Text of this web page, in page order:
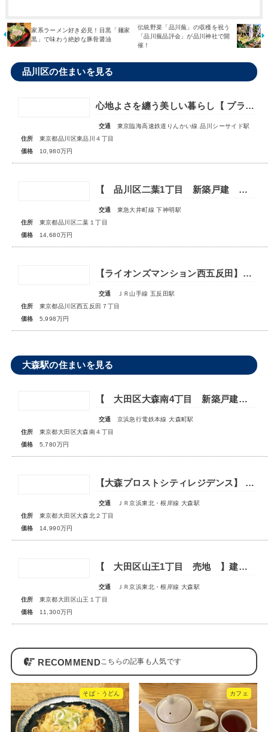
家系ラーメン好き必見！目黒「麺家
黒」で味わう絶妙な豚骨醤油
伝統野菜「品川蕪」の収穫を祝う
「品川蕪品評会」が品川神社で開
催！
品川区の住まいを見る
心地よさを纏う美しい暮らし【 プライムパークス品川シーサイドザ・タワー 】
交通
東京臨海高速鉄道りんかい線 品川シーサイド駅
住所
東京都品川区東品川４丁目
価格
10,980万円
【 品川区二葉1丁目 新築戸建 】備蓄庫もあり収納豊富な邸宅
交通
東急大井町線 下神明駅
住所
東京都品川区二葉１丁目
価格
14,680万円
【ライオンズマンション西五反田】暮らしやすさを追求した快適リノベーション！
交通
ＪＲ山手線 五反田駅
住所
東京都品川区西五反田７丁目
価格
5,998万円
大森駅の住まいを見る
【 大田区大森南4丁目 新築戸建 】―家族の笑顔溢れる邸宅―
交通
京浜急行電鉄本線 大森町駅
住所
東京都大田区大森南４丁目
価格
5,780万円
【大森プロストシティレジデンス】 JR京浜東北線「大森」駅徒歩8分 アフターサービス保証付きのリノベーショされたお部屋
交通
ＪＲ京浜東北・根岸線 大森駅
住所
東京都大田区大森北２丁目
価格
14,990万円
【 大田区山王1丁目 売地 】建築条件無であなただけのマイホームを
交通
ＪＲ京浜東北・根岸線 大森駅
住所
東京都大田区山王１丁目
価格
11,300万円
RECOMMEND
そば・うどん カフェ